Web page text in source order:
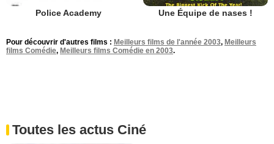
Police Academy Une Équipe de nases !
Pour découvrir d'autres films : Meilleurs films de l'année 2003, Meilleurs
films Comédie, Meilleurs films Comédie en 2003.
Toutes les actus Ciné